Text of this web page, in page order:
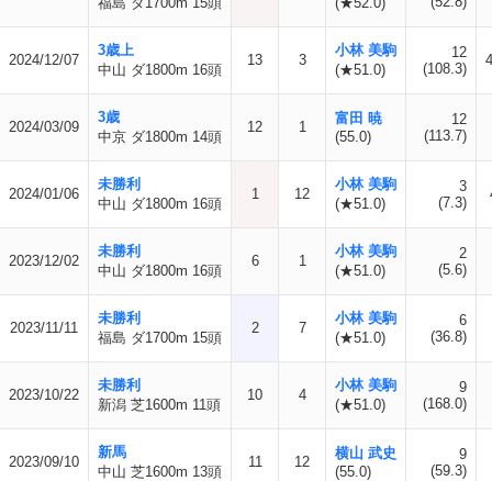
2024/12/07
3歳上
中山 ダ1800m 16頭
13 3
小林 美駒
(★51.0)
12
(108.3)
2024/03/09
3歳
中京 ダ1800m 14頭
12 1
富田 暁
(55.0)
12
(113.7)
2024/01/06
未勝利
中山 ダ1800m 16頭
1 12
小林 美駒
(★51.0)
3
(7.3)
2023/12/02
未勝利
中山 ダ1800m 16頭
6 1
小林 美駒
(★51.0)
2
(5.6)
2023/11/11
未勝利
福島 ダ1700m 15頭
2 7
小林 美駒
(★51.0)
6
(36.8)
2023/10/22
未勝利
新潟 芝1600m 11頭
10 4
小林 美駒
(★51.0)
9
(168.0)
2023/09/10
新馬
中山 芝1600m 13頭
11 12
横山 武史
(55.0)
9
(59.3)